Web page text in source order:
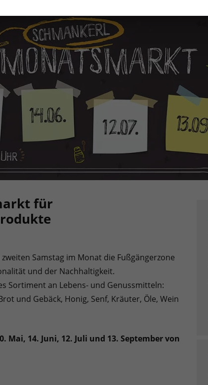
für
Samstag im Monat die Fußgängerzone
und der Nachhaltigkeit.
Sortiment an Lebens- und Genussmitteln:
und Gebäck, Honig, Senf, Kräuter, Öle, Wein
14. Juni, 12. Juli und 13. September von